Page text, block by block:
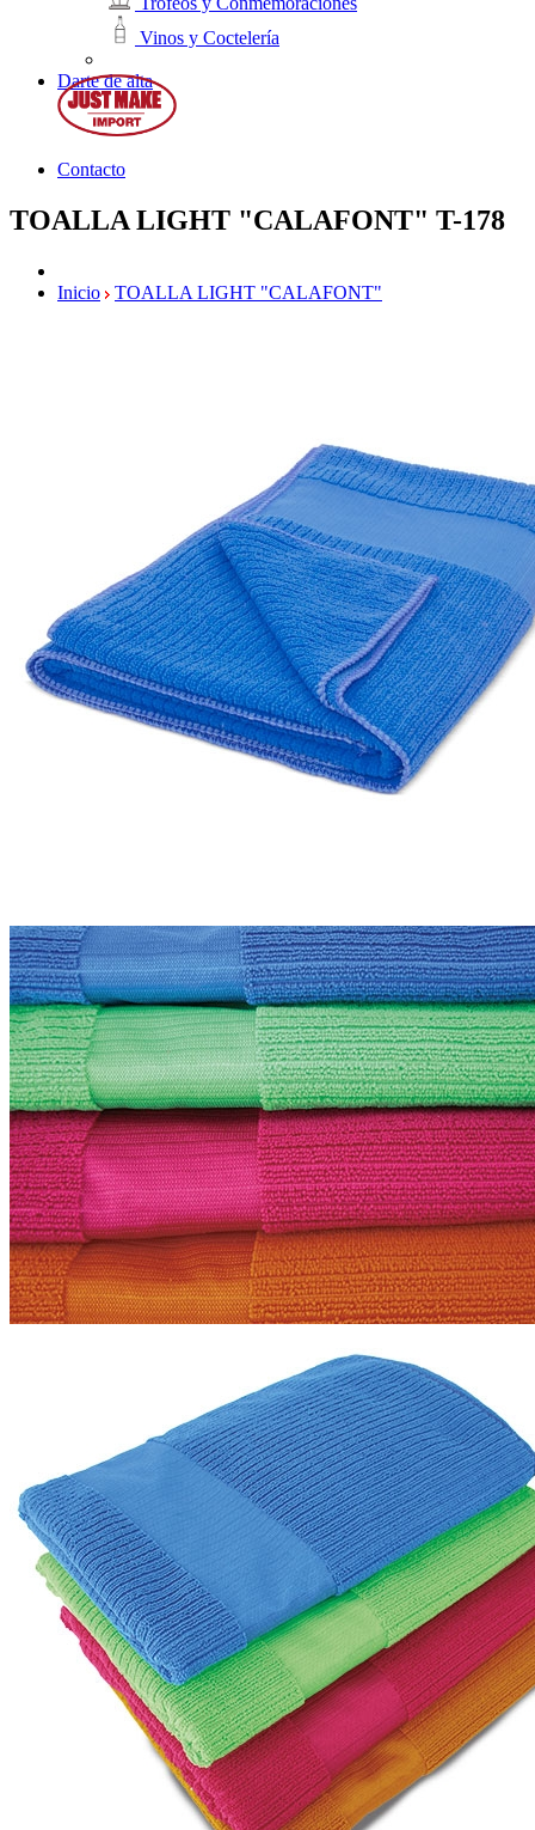
Vinos y Coctelería
Darte de alta
Contacto
TOALLA LIGHT "CALAFONT" T-178
Inicio TOALLA LIGHT "CALAFONT"